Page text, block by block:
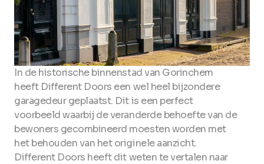
In de historische binnenstad van Gorinchem
heeft Different Doors een wel heel bijzondere
garagedeur geplaatst. Dit is een perfect
voorbeeld waarbij de veranderde behoefte van de
bewoners gecombineerd moesten worden met
het behouden van het originele aanzicht.
Different Doors heeft dit weten te vertalen naar